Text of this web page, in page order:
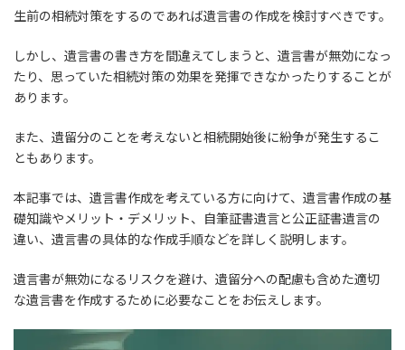
生前の相続対策をするのであれば遺言書の作成を検討すべきです。
しかし、遺言書の書き方を間違えてしまうと、遺言書が無効になっ
たり、思っていた相続対策の効果を発揮できなかったりすることが
あります。
また、遺留分のことを考えないと相続開始後に紛争が発生するこ
ともあります。
本記事では、遺言書作成を考えている方に向けて、遺言書作成の基
礎知識やメリット・デメリット、自筆証書遺言と公正証書遺言の
違い、遺言書の具体的な作成手順などを詳しく説明します。
遺言書が無効になるリスクを避け、遺留分への配慮も含めた適切
な遺言書を作成するために必要なことをお伝えします。